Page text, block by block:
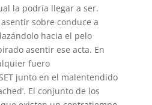
la podrí­a llegar a ser.
sobre conduce a
hacia el pelo
asentir ese acta. En
fuero
junto en el malentendido
El conjunto de los